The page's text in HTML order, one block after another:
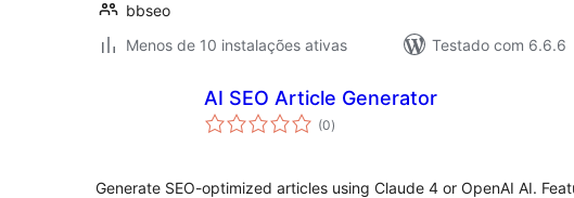
bbseo
Menos de 10 instalações ativas
Testado com 6.6.6
AI SEO Article Generator
(0avaliações
totais
)
Generate SEO-optimized articles using Claude 4 or OpenAI AI.